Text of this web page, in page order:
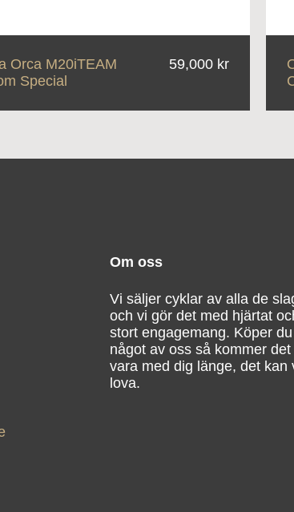
Orca M20iTEAM
Special
59,000 kr
Om oss
Vi säljer cyklar av alla de
och vi gör det med hjärtat
stort engagemang. Köper du
något av oss så kommer det
vara med dig länge, det kan
lova.